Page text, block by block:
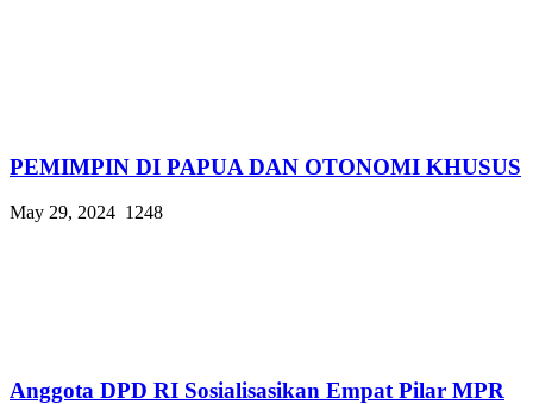
PEMIMPIN DI PAPUA DAN OTONOMI KHUSUS
May 29, 2024 1248
Anggota DPD RI Sosialisasikan Empat Pilar MPR